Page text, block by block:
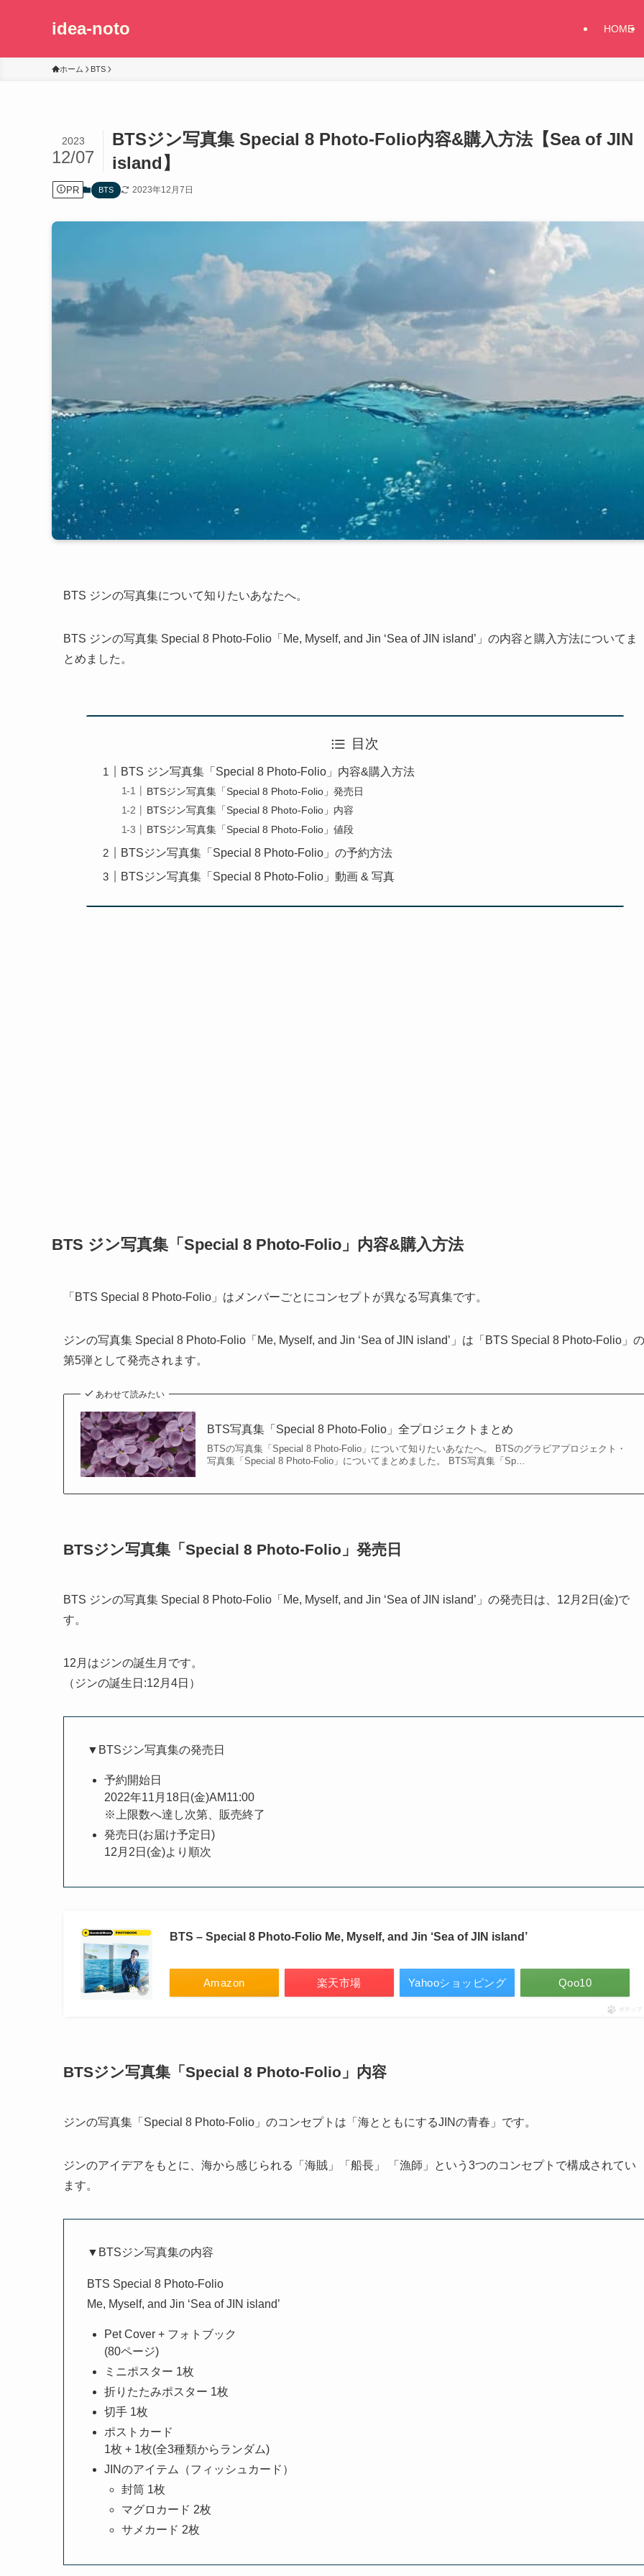
idea-noto HOME
ホーム BTS
BTSジン写真集 Special 8 Photo-Folio内容&購入方法【Sea of JIN
island】
2023
12/07
PR BTS 2023年12月7日
BTS ジンの写真集について知りたいあなたへ。
BTS ジンの写真集 Special 8 Photo-Folio「Me, Myself, and Jin ‘Sea of JIN island’」の内容と購入方法についてま
とめました。
目次
BTS ジン写真集「Special 8 Photo-Folio」内容&購入方法
BTSジン写真集「Special 8 Photo-Folio」発売日
BTSジン写真集「Special 8 Photo-Folio」内容
BTSジン写真集「Special 8 Photo-Folio」値段
BTSジン写真集「Special 8 Photo-Folio」の予約方法
BTSジン写真集「Special 8 Photo-Folio」動画 & 写真
BTS ジン写真集「Special 8 Photo-Folio」内容&購入方法
「BTS Special 8 Photo-Folio」はメンバーごとにコンセプトが異なる写真集です。
ジンの写真集 Special 8 Photo-Folio「Me, Myself, and Jin ‘Sea of JIN island’」は「BTS Special 8 Photo-Folio」の
第5弾として発売されます。
あわせて読みたい
BTS写真集「Special 8 Photo-Folio」全プロジェクトまとめ
BTSの写真集「Special 8 Photo-Folio」について知りたいあなたへ。 BTSのグラビアプロジェクト・
写真集「Special 8 Photo-Folio」についてまとめました。 BTS写真集「Sp…
BTSジン写真集「Special 8 Photo-Folio」発売日
BTS ジンの写真集 Special 8 Photo-Folio「Me, Myself, and Jin ‘Sea of JIN island’」の発売日は、12月2日(金)で
す。
12月はジンの誕生月です。
（ジンの誕生日:12月4日）
▼BTSジン写真集の発売日
予約開始日
2022年11月18日(金)AM11:00
※上限数へ達し次第、販売終了
発売日(お届け予定日)
12月2日(金)より順次
BTS – Special 8 Photo-Folio Me, Myself, and Jin ‘Sea of JIN island’
Amazon 楽天市場 Yahooショッピング Qoo10
ポチップ
BTSジン写真集「Special 8 Photo-Folio」内容
ジンの写真集「Special 8 Photo-Folio」のコンセプトは「海とともにするJINの青春」です。
ジンのアイデアをもとに、海から感じられる「海賊」「船長」 「漁師」という3つのコンセプトで構成されてい
ます。
▼BTSジン写真集の内容
BTS Special 8 Photo-Folio
Me, Myself, and Jin ‘Sea of JIN island’
Pet Cover + フォトブック
(80ページ)
ミニポスター 1枚
折りたたみポスター 1枚
切手 1枚
ポストカード
1枚 + 1枚(全3種類からランダム)
JINのアイテム（フィッシュカード）
封筒 1枚
マグロカード 2枚
サメカード 2枚